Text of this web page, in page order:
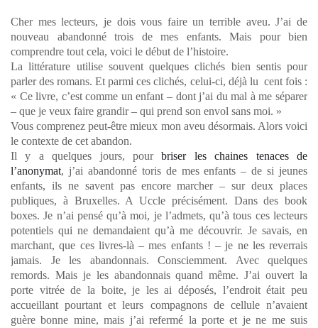
Cher mes lecteurs, je dois vous faire un terrible aveu. J’ai de
nouveau abandonné trois de mes enfants. Mais pour bien
comprendre tout cela, voici le début de l’histoire.
La littérature utilise souvent quelques clichés bien sentis pour
parler des romans. Et parmi ces clichés, celui-ci, déjà lu cent fois :
« Ce livre, c’est comme un enfant – dont j’ai du mal à me séparer
– que je veux faire grandir – qui prend son envol sans moi. »
Vous comprenez peut-être mieux mon aveu désormais. Alors voici
le contexte de cet abandon.
Il y a quelques jours, pourbriser les chaines tenaces de
l’anonymat, j’ai abandonné toris de mes enfants – de si jeunes
enfants, ils ne savent pas encore marcher – sur deux places
publiques, à Bruxelles. A Uccle précisément. Dans des book
boxes. Je n’ai pensé qu’à moi, je l’admets, qu’à tous ces lecteurs
potentiels qui ne demandaient qu’à me découvrir. Je savais, en
marchant, que ces livres-là – mes enfants ! – je ne les reverrais
jamais. Je les abandonnais. Consciemment. Avec quelques
remords. Mais je les abandonnais quand même. J’ai ouvert la
porte vitrée de la boite, je les ai déposés, l’endroit était peu
accueillant pourtant et leurs compagnons de cellule n’avaient
guère bonne mine, mais j’ai refermé la porte et je ne me suis